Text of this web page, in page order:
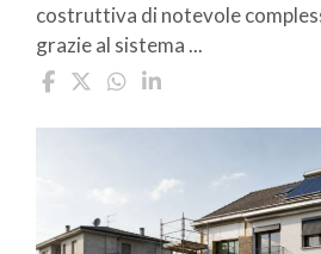
costruttiva di notevole
grazie al sistema ...